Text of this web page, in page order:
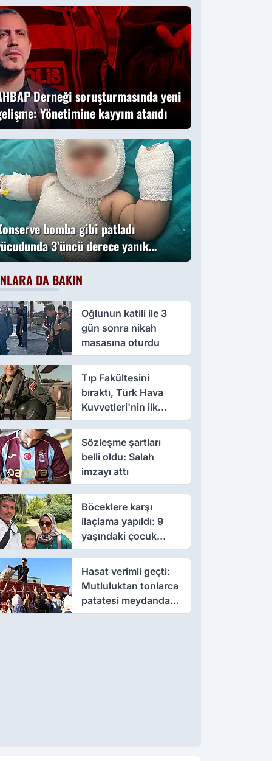
Derneği soruşturmasında yeni
Yönetimine kayyım atandı
bomba gibi patladı
3’üncü derece yanık
DA BAKIN
Oğlunun katili ile 3
gün sonra nikah
masasına oturdu
Tıp Fakültesini
bıraktı, Türk Hava
Kuvvetleri'nin ilk
kadın paşası oldu
Sözleşme şartları
belli oldu: Salah
imzayı attı
Böceklere karşı
ilaçlama yapıldı: 9
yaşındaki çocuk
öldü, annesi yoğun
bakımda
Hasat verimli geçti:
Mutluluktan tonlarca
patatesi meydanda
dağıttı